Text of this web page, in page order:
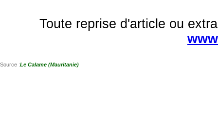
Toute reprise d'article ou
Source :Le Calame (Mauritanie)